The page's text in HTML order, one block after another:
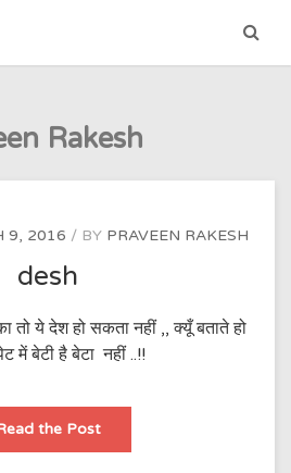
Rakesh
9, 2016 BY PRAVEEN RAKESH
desh
तो ये देश हो सकता नहीं ,, क्यूँ बताते हो
में बेटी है बेटा नहीं ..!!
the Postdesh